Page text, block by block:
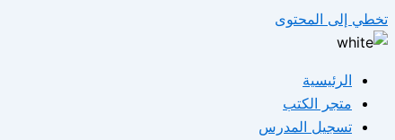
تخطي إلى المحتوى
الرئيسية
متجر الكتب
تسجيل المدرس